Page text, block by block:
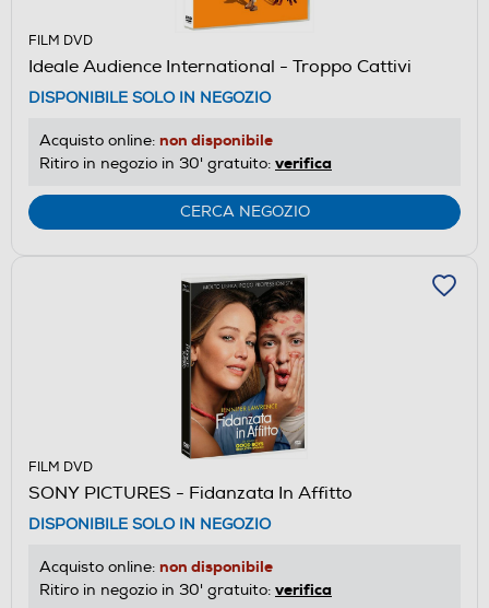
FILM DVD
Ideale Audience International - Troppo Cattivi
DISPONIBILE SOLO IN NEGOZIO
Acquisto online: non disponibile
Ritiro in negozio in 30' gratuito: verifica
CERCA NEGOZIO
FILM DVD
SONY PICTURES - Fidanzata In Affitto
DISPONIBILE SOLO IN NEGOZIO
Acquisto online: non disponibile
Ritiro in negozio in 30' gratuito: verifica